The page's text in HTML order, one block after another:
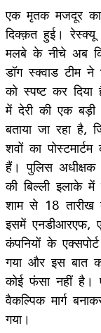
एक मृतक मजदूर का
दिक्क़त हुई। रेस्क्यू
मलबे के नीचे अब
डॉग स्क्वाड टीम ने
को स्पष्ट कर
में देरी की एक
बताया जा रहा
शवों का
हैं। पुलिस अधीक्षक
की बिल्ली इलाके
शाम से 18 तारीख
इसमें एनडीआरएफ,
कंपनियों के
गया और इस बात
कोई फंसा नहीं है।
वैकल्पिक मार्ग
गया।